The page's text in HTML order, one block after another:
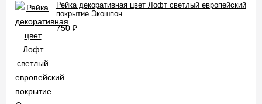
Рейка декоративная цвет Лофт светлый европейский
покрытие Экошпон
750 ₽